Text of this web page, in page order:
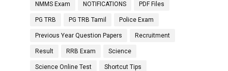
NMMS Exam NOTIFICATIONS PDF Files
PG TRB PG TRB Tamil Police Exam
Previous Year Question Papers Recruitment
Result RRB Exam Science
Science Online Test Shortcut Tips